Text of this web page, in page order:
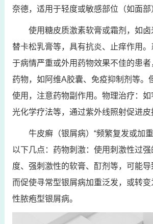
奈德，适用于轻度或敏感部位（如面部
使用糖皮质激素软膏或霜剂，如
替卡松乳膏等，具有抗炎、止痒作用
于病情严重或外用药物效果不佳的患
药物，如阿维A胶囊、免疫抑制剂等。
使用，注意药物副作用。物理治疗：如
光化学疗法等，通过紫外线照射促进皮
牛皮癣（银屑病）“频繁复发或加
以下几点：药物刺激：使用刺激性过
度、强刺激性的软膏、酊剂等，可能
而促使寻常型银屑病加重泛发，或转
性脓疱型银屑病。